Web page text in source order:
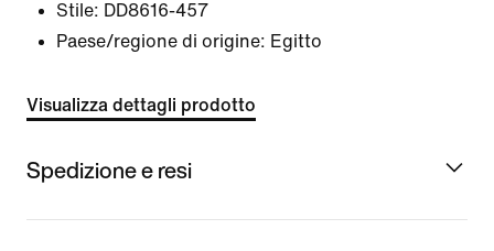
Stile: DD8616-457
Paese/regione di origine: Egitto
Visualizza dettagli prodotto
Spedizione e resi